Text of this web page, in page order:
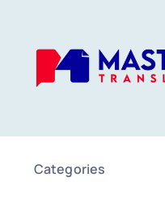
content
Categories